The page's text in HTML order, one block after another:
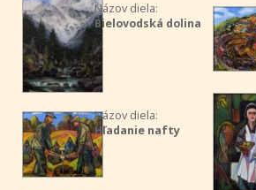
Názov diela:
Bielovodská dolina
Názov diela:
Hľadanie nafty